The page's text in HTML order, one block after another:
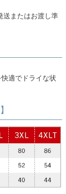
送またはお渡し準
適でドライな状